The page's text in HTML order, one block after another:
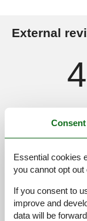
External
Room:
Services on site:
Value for money:
Consent
Essential cookies
you cannot opt out
If you consent to
improve and
data will be